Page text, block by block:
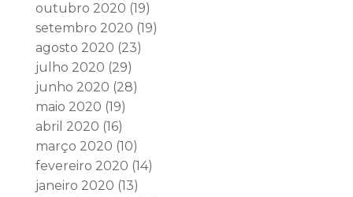
outubro 2020 (19)
setembro 2020 (19)
agosto 2020 (23)
julho 2020 (29)
junho 2020 (28)
maio 2020 (19)
abril 2020 (16)
março 2020 (10)
fevereiro 2020 (14)
janeiro 2020 (13)